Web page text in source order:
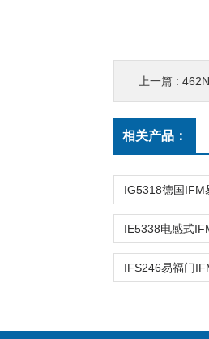
上一篇 :
相关产品：